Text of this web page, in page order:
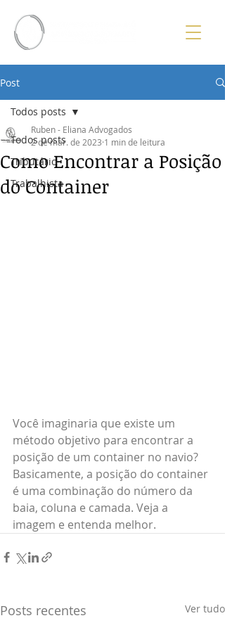
Post
Todos posts
Tributário
Trabalhista
Todos posts
Como Encontrar a Posição
do Container
Ruben - Eliana Advogados
2 de mar. de 2023 1 min de leitura
Você imaginaria que existe um
método objetivo para encontrar a
posição de um container no navio?
Basicamente, a posição do container
é uma combinação do número da
baia, coluna e camada. Veja a
imagem e entenda melhor.
Posts recentes Ver tudo